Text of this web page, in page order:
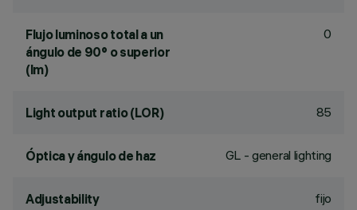
Flujo luminoso total a un
ángulo de 90° o superior
(lm)
0
Light output ratio (LOR) 85
Óptica y ángulo de haz GL - general lighting
Adjustability fijo